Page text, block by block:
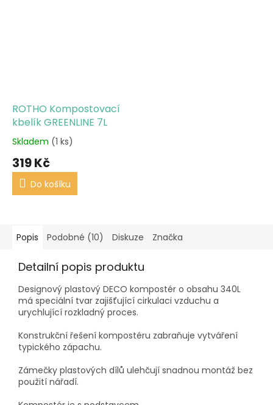
ROTHO Kompostovací
kbelík GREENLINE 7L
Skladem (1 ks)
319 Kč
Do košíku
Popis Podobné (10) Diskuze Značka
Detailní popis produktu
Designový plastový DECO kompostér o obsahu 340L
má speciální tvar zajišťující cirkulaci vzduchu a
urychlující rozkladný proces.
Konstrukční řešení kompostéru zabraňuje vytváření
typického zápachu.
Zámečky plastových dílů ulehčují snadnou montáž bez
použití nářadí.